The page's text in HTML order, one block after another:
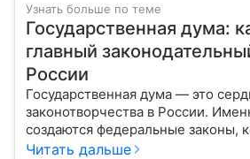
Узнать больше по теме
Государственная дума:
главный
России
Государственная дума — это
законотворчества в России.
создаются федеральные законы,
жизни каждого гражданина: от
Читать дальше